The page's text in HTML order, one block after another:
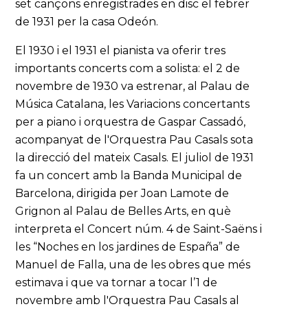
set cançons enregistrades en disc el febrer
de 1931 per la casa Odeón.
El 1930 i el 1931 el pianista va oferir tres
importants concerts com a solista: el 2 de
novembre de 1930 va estrenar, al Palau de
Música Catalana, les Variacions concertants
per a piano i orquestra de Gaspar Cassadó,
acompanyat de l'Orquestra Pau Casals sota
la direcció del mateix Casals. El juliol de 1931
fa un concert amb la Banda Municipal de
Barcelona, dirigida per Joan Lamote de
Grignon al Palau de Belles Arts, en què
interpreta el Concert núm. 4 de Saint-Saëns i
les “Noches en los jardines de España” de
Manuel de Falla, una de les obres que més
estimava i que va tornar a tocar l’1 de
novembre amb l'Orquestra Pau Casals al